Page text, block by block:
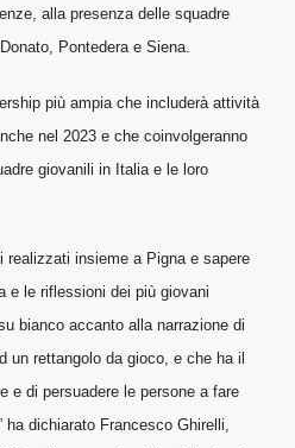
alla presenza delle squadre
Pontedera e Siena.
più ampia che includerà attività
nel 2023 e che coinvolgeranno
giovanili in Italia e le loro
realizzati insieme a Pigna e sapere
e le riflessioni dei più giovani
bianco accanto alla narrazione di
un rettangolo da gioco, e che ha il
e di persuadere le persone a fare
ha dichiarato Francesco Ghirelli,